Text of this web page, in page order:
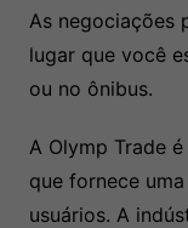
As negociações
lugar que você
ou no ônibus.
A Olymp Trade
que fornece
usuários. A